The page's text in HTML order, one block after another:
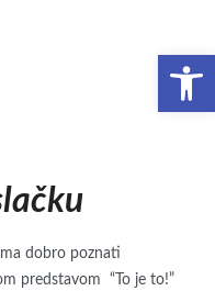
Open toolbar
dobro poznati
predstavom “To je to!”